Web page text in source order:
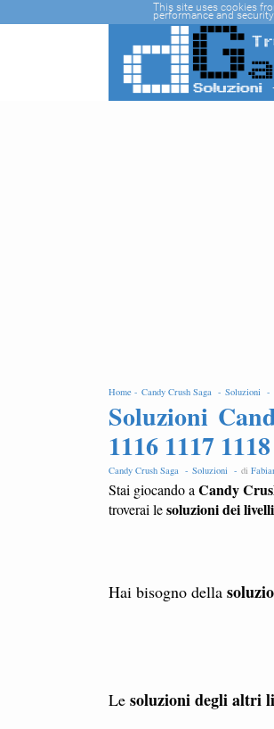
Home - Candy Crush Saga - Soluzioni -
Soluzioni
1116 1117
Candy Crush Saga - Soluzioni - di
Stai giocando a Candy
troverai lesoluzioni dei
Hai bisogno della
Le soluzioni degli altri
This site uses cookies
performance and